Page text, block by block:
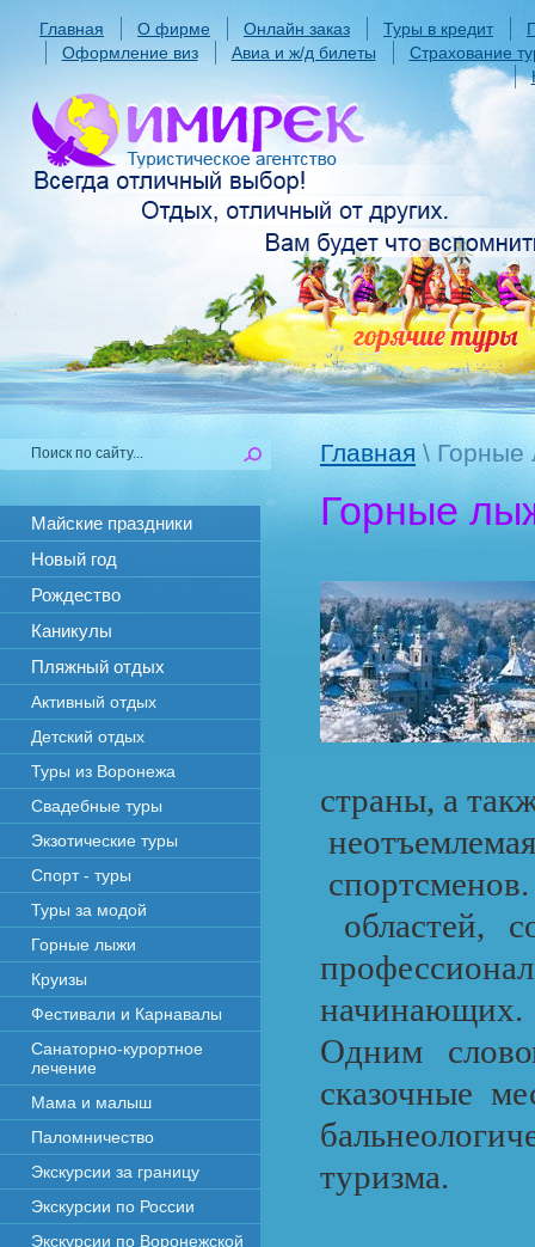
Главная О фирме Онлайн заказ Туры в кредит
Оформление виз
Авиа и ж/д билеты
Страхование
Главная \ Горные
Горные
страны, а
областей,
начинающих.
Одним
сказочные
туризма.
Майские праздники
Новый год
Рождество
Каникулы
Пляжный отдых
Активный отдых
Детский отдых
Туры из Воронежа
Свадебные туры
Экзотические туры
Спорт - туры
Туры за модой
Горные лыжи
Круизы
Фестивали и Карнавалы
Санаторно-курортное
лечение
Мама и малыш
Паломничество
Экскурсии за границу
Экскурсии по России
Экскурсии по Воронежской